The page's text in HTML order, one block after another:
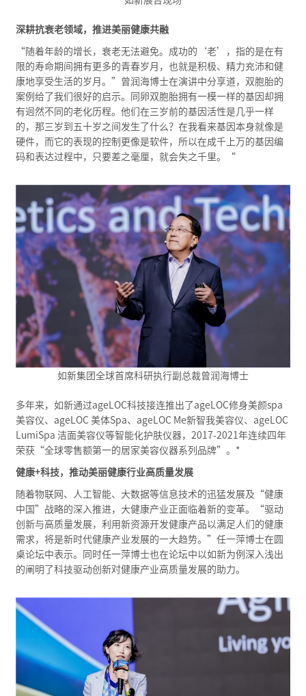
深耕抗衰老领域，推进美丽健康共融
“随着年龄的增长，衰老无法避免。成功的‘老’，指的是在有
限的寿命期间拥有更多的青春岁月，也就是积极、精力充沛和健
康地享受生活的岁月。”曾润海博士在演讲中分享道，双胞胎的
案例给了我们很好的启示。同卵双胞胎拥有一模一样的基因却拥
有迥然不同的老化历程。他们在三岁前的基因活性是几乎一样
的，那三岁到五十岁之间发生了什么？在我看来基因本身就像是
硬件，而它的表现的控制更像是软件，所以在成千上万的基因编
码和表达过程中，只要差之毫厘，就会失之千里。“
如新集团全球首席科研执行副总裁曾润海博士
多年来，如新通过ageLOC科技接连推出了ageLOC修身美颜spa
美容仪、ageLOC 美体Spa、ageLOC Me新智我美容仪、ageLOC
LumiSpa 洁面美容仪等智能化护肤仪器，2017-2021年连续四年
荣获“全球零售额第一的居家美容仪器系列品牌”。*
健康+科技，推动美丽健康行业高质量发展
随着物联网、人工智能、大数据等信息技术的迅猛发展及“健康
中国”战略的深入推进，大健康产业正面临着新的变革。“驱动
创新与高质量发展，利用新资源开发健康产品以满足人们的健康
需求，将是新时代健康产业发展的一大趋势。”任一萍博士在圆
桌论坛中表示。同时任一萍博士也在论坛中以如新为例深入浅出
的阐明了科技驱动创新对健康产业高质量发展的助力。